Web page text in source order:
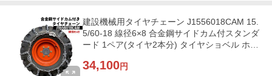
建設機械用タイヤチェーン J1556018CAM 15.
5/60-18 線径6×8 合金鋼サイドカム付スタンダ
ード 1ペア(タイヤ2本分) タイヤショベル ホイ
34,100円